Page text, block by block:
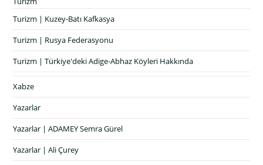
Turizm | Kuzey-Batı Kafkasya
Turizm | Rusya Federasyonu
Turizm | Türkiye'deki Adige-Abhaz Köyleri Hakkında
Xabze
Yazarlar
Yazarlar | ADAMEY Semra Gürel
Yazarlar | Ali Çurey